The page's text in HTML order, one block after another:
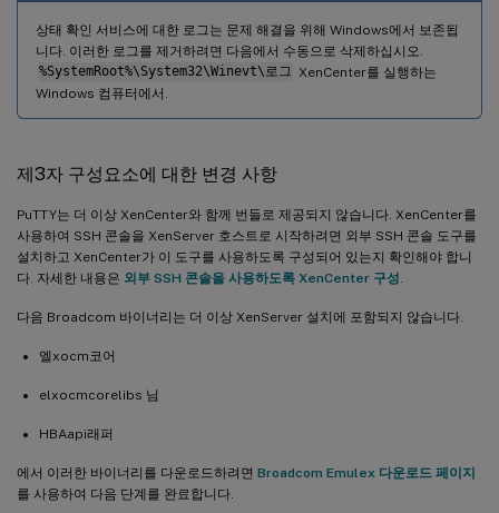
상태 확인 서비스에 대한 로그는 문제 해결을 위해 Windows에서 보존됩
니다. 이러한 로그를 제거하려면 다음에서 수동으로 삭제하십시오.
%SystemRoot%\System32\Winevt\로그 XenCenter를 실행하는
Windows 컴퓨터에서.
제3자 구성요소에 대한 변경 사항
PuTTY는 더 이상 XenCenter와 함께 번들로 제공되지 않습니다. XenCenter를
사용하여 SSH 콘솔을 XenServer 호스트로 시작하려면 외부 SSH 콘솔 도구를
설치하고 XenCenter가 이 도구를 사용하도록 구성되어 있는지 확인해야 합니
다. 자세한 내용은 외부 SSH 콘솔을 사용하도록 XenCenter 구성
다음 Broadcom 바이너리는 더 이상 XenServer 설치에 포함되지 않습니다.
엘xocm코어
elxocmcorelibs 님
HBAapi래퍼
에서 이러한 바이너리를 다운로드하려면 Broadcom Emulex 다운로드 페이지
를 사용하여 다음 단계를 완료합니다.